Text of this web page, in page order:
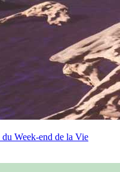
Week-end de la Vie